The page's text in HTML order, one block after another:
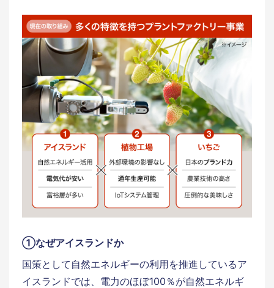
①なぜアイスランドか
国策として自然エネルギーの利用を推進しているア
イスランドでは、電力のほぼ100％が自然エネルギ